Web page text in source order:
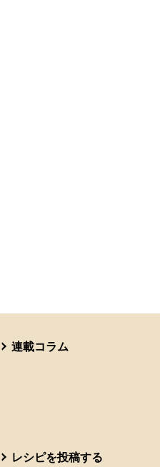
連載コラム
レシピを投稿する